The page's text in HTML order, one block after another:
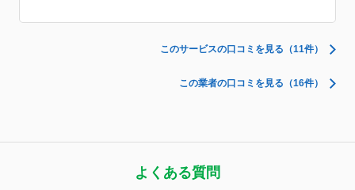
このサービスの口コミを見る（11件）
この業者の口コミを見る（16件）
よくある質問